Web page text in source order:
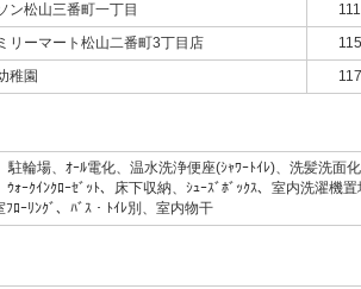
ン松山三番町一丁目
リーマート松山二番町3丁目店
稚園
輪場、ｵｰﾙ電化、温水洗浄便座(ｼｬﾜｰﾄｲﾚ)、洗髪洗面
ｳｫｰｸｲﾝｸﾛｰｾﾞｯﾄ、床下収納、ｼｭｰｽﾞﾎﾞｯｸｽ、室内洗濯
ﾛｰﾘﾝｸﾞ、ﾊﾞｽ・ﾄｲﾚ別、室内物干